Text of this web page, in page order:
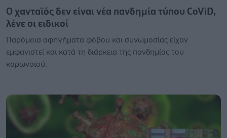
Ο χανταϊός δεν είναι νέα πανδημία τύπου CoViD,
λένε οι ειδικοί
Παρόμοια αφηγήματα φόβου και συνωμοσίας είχαν
εμφανιστεί και κατά τη διάρκεια της πανδημίας του
κορωνοϊού.